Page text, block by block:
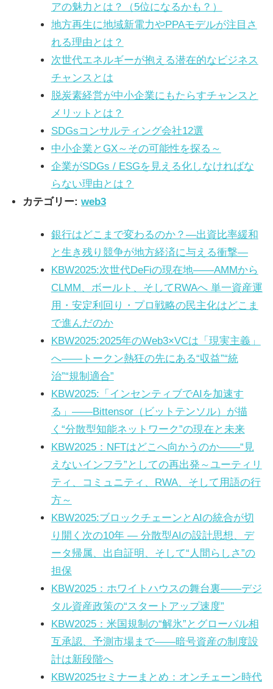
アの魅力とは？（5位になるかも？）
地方再生に地域新電力やPPAモデルが注目さ
れる理由とは？
次世代エネルギーが抱える潜在的なビジネス
チャンスとは
脱炭素経営が中小企業にもたらすチャンスと
メリットとは？
SDGsコンサルティング会社12選
中小企業とGX～その可能性を探る～
企業がSDGs / ESGを見える化しなければな
らない理由とは？
カテゴリー: web3
銀行はどこまで変わるのか？—出資比率緩和
と生き残り競争が地方経済に与える衝撃—
KBW2025:次世代DeFiの現在地――AMMから
CLMM、ボールト、そしてRWAへ 単一資産運
用・安定利回り・プロ戦略の民主化はどこま
で進んだのか
KBW2025:2025年のWeb3×VCは「現実主義」
へ――トークン熱狂の先にある“収益”“統
治”“規制適合”
KBW2025:「インセンティブでAIを加速す
る」——Bittensor（ビットテンソル）が描
く“分散型知能ネットワーク”の現在と未来
KBW2025：NFTはどこへ向かうのか——“見
えないインフラ”としての再出発～ユーティリ
ティ、コミュニティ、RWA、そして用語の行
方～
KBW2025:ブロックチェーンとAIの統合が切
り開く次の10年 ― 分散型AIの設計思想、デ
ータ帰属、出自証明、そして“人間らしさ”の
担保
KBW2025：ホワイトハウスの舞台裏——デジ
タル資産政策の“スタートアップ速度”
KBW2025：米国規制の“解氷”とグローバル相
互承認、予測市場まで——暗号資産の制度設
計は新段階へ
KBW2025セミナーまとめ：オンチェーン時代